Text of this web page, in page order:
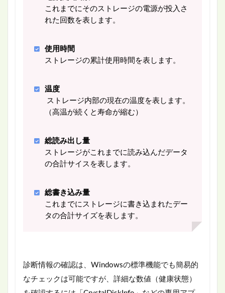
これまでにそのストレージの電源が投入さ
れた回数を表します。
使用時間
ストレージの累計使用時間を表します。
温度
ストレージ内部の現在の温度を表します。
（高温が続くと寿命が縮む）
総読み出し量
ストレージがこれまでに読み込んだデータ
の合計サイスを表します。
総書き込み量
これまでにストレージに書き込まれたデー
タの合計サイズを表します。
診断情報の確認は、Windowsの標準機能でも簡易的
なチェックは可能ですが、詳細な数値（健康状態）